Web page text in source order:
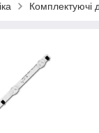
Комплектуючі